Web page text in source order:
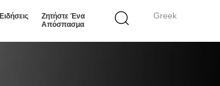
Greek
Ειδήσεις
Ζητήστε Ένα
Απόσπασμα